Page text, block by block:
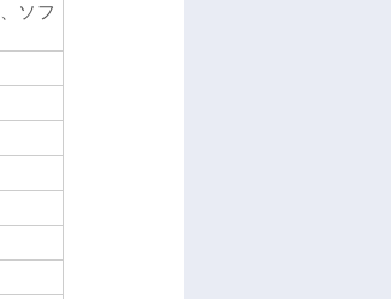
ソフ